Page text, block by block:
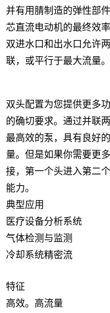
并有用腈制造的弹性部
芯直流电动机的最终效率
双进水口和出水口允许
联，或平行于最大流量。
双头配置为您提供更多
的确切要求。通过并联
最高效的泵，具有良好
量。但是如果你需要更
接，第一个头进入第二
能力。
典型应用
医疗设备分析系统
气体检测与监测
冷却系统精密流
特征
高效。高流量